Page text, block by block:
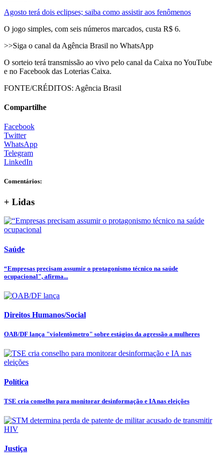
Agosto terá dois eclipses; saiba como assistir aos fenômenos
O jogo simples, com seis números marcados, custa R$ 6.
>>Siga o canal da Agência Brasil no WhatsApp
O sorteio terá transmissão ao vivo pelo canal da Caixa no YouTube
e no Facebook das Loterias Caixa.
FONTE/CRÉDITOS: Agência Brasil
Compartilhe
Facebook
Twitter
WhatsApp
Telegram
LinkedIn
Comentários:
+ Lidas
Saúde
“Empresas precisam assumir o protagonismo técnico na saúde
ocupacional", afirma...
Direitos Humanos/Social
OAB/DF lança "violentômetro" sobre estágios da agressão a mulheres
Política
TSE cria conselho para monitorar desinformação e IA nas eleições
Justiça